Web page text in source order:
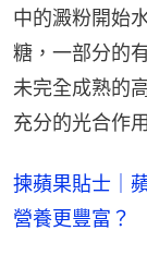
中的澱粉開始
糖，一部分的
未完全成熟的
充分的光合作
揀蘋果貼士｜
營養更豐富？